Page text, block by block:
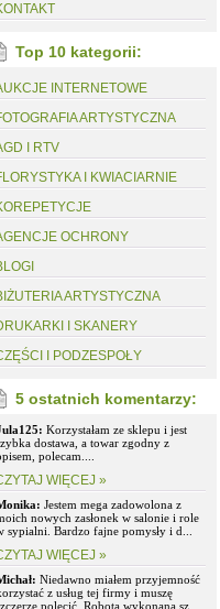
Top 10 kategorii:
INTERNETOWE
ARTYSTYCZNA
I RTV
I KWIACIARNIE
OCHRONY
ARTYSTYCZNA
I SKANERY
I PODZESPOŁY
5 ostatnich komentarzy:
Korzystałam ze sklepu i jest
dostawa, a towar zgodny z
polecam....
WIĘCEJ »
Jestem mega zadowolona z
nowych zasłonek w salonie i role
sypialni. Bardzo fajne pomysły i d...
WIĘCEJ »
Niedawno miałem przyjemność
z usług tej firmy i muszę
polecić. Robota wykonana sz...